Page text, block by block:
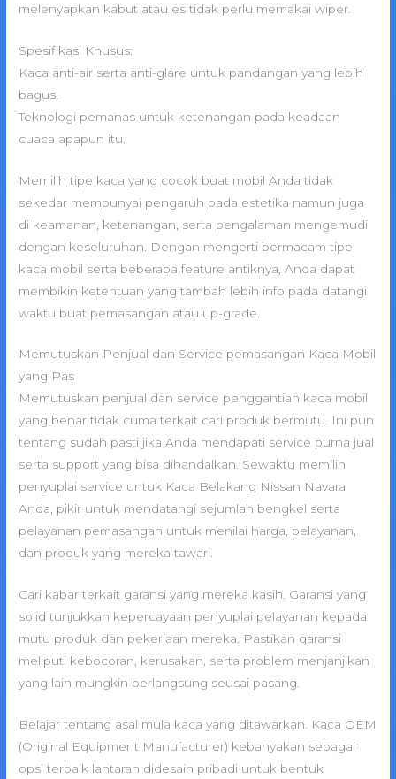
melenyapkan kabut atau es tidak perlu memakai wiper.
Spesifikasi Khusus:
Kaca anti-air serta anti-glare untuk pandangan yang lebih
bagus.
Teknologi pemanas untuk ketenangan pada keadaan
cuaca apapun itu.
Memilih tipe kaca yang cocok buat mobil Anda tidak
sekedar mempunyai pengaruh pada estetika namun juga
di keamanan, ketenangan, serta pengalaman mengemudi
dengan keseluruhan. Dengan mengerti bermacam tipe
kaca mobil serta beberapa feature antiknya, Anda dapat
membikin ketentuan yang tambah lebih info pada datangi
waktu buat pemasangan atau up-grade.
Memutuskan Penjual dan Service pemasangan Kaca Mobil
yang Pas
Memutuskan penjual dan service penggantian kaca mobil
yang benar tidak cuma terkait cari produk bermutu. Ini pun
tentang sudah pasti jika Anda mendapati service purna jual
serta support yang bisa dihandalkan. Sewaktu memilih
penyuplai service untuk Kaca Belakang Nissan Navara
Anda, pikir untuk mendatangi sejumlah bengkel serta
pelayanan pemasangan untuk menilai harga, pelayanan,
dan produk yang mereka tawari.
Cari kabar terkait garansi yang mereka kasih. Garansi yang
solid tunjukkan kepercayaan penyuplai pelayanan kepada
mutu produk dan pekerjaan mereka. Pastikan garansi
meliputi kebocoran, kerusakan, serta problem menjanjikan
yang lain mungkin berlangsung seusai pasang.
Belajar tentang asal mula kaca yang ditawarkan. Kaca OEM
(Original Equipment Manufacturer) kebanyakan sebagai
opsi terbaik lantaran didesain pribadi untuk bentuk